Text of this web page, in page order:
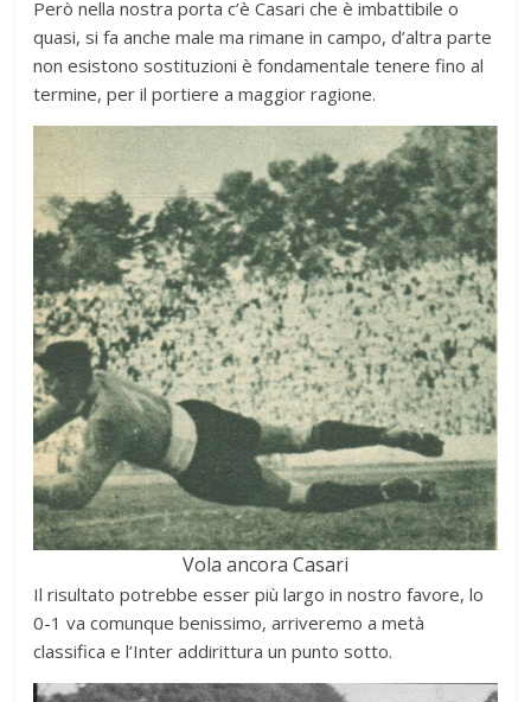
Però nella nostra porta c’è Casari che è imbattibile o
quasi, si fa anche male ma rimane in campo, d’altra parte
non esistono sostituzioni è fondamentale tenere fino al
termine, per il portiere a maggior ragione.
Vola ancora Casari
Il risultato potrebbe esser più largo in nostro favore, lo
0-1 va comunque benissimo, arriveremo a metà
classifica e l’Inter addirittura un punto sotto.